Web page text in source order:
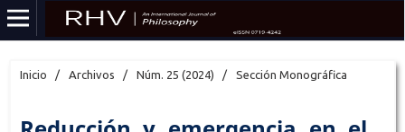
Inicio / Archivos / Núm. 25 (2024) / Sección Monográfica